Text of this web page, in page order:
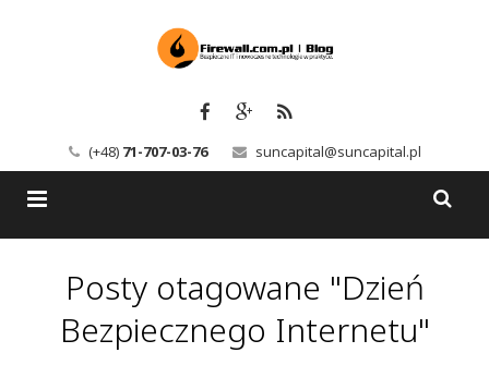
(+48) 71-707-03-76 suncapital@suncapital.pl
Backup-Solutions
Usługi
Newsletter
Posty otagowane "Dzień
Bezpiecznego Internetu"